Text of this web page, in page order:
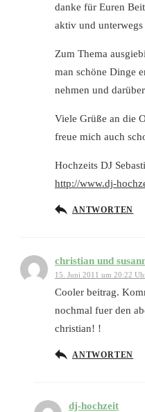
danke für Euren
aktiv und
Zum Thema
man schöne Dinge
nehmen und
Viele Grüße an die
freue mich auch
Hochzeits DJ
http://www.dj-
ANTWORTEN
christian und
15. Juni 2011 um 20:22
Cooler beitrag.
nochmal fuer den
christian! !
ANTWORTEN
dj-hochzeit